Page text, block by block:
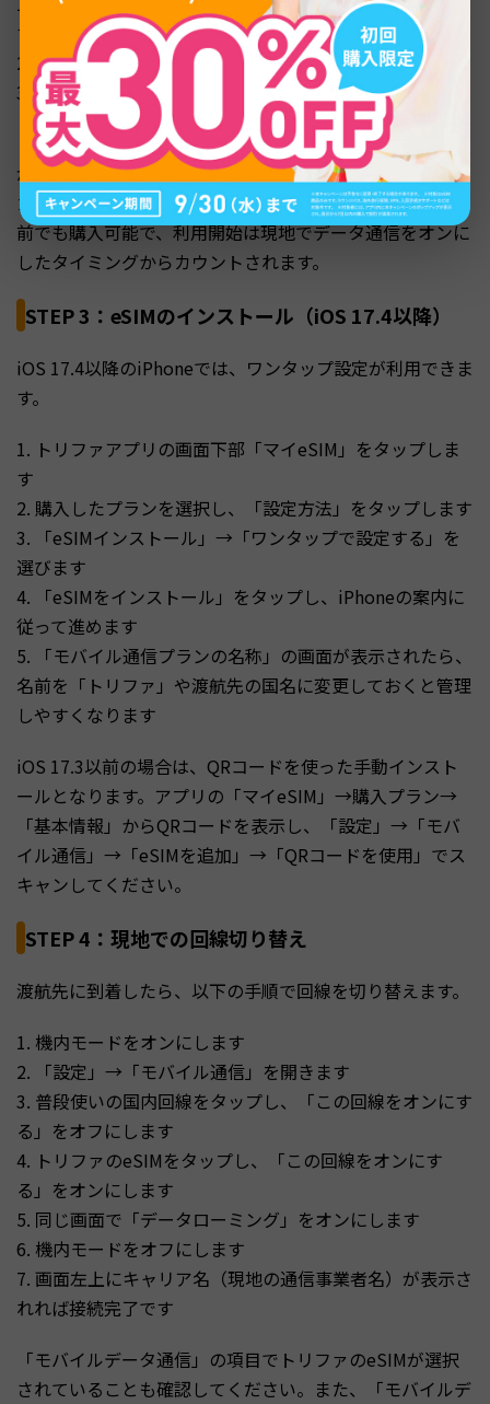
す
2. データ容量と利用日数を選んでプランを決定します
3. 支払い方法を選択し、購入を確定します
トリファはプリペイド方式なので、購入した分だけの料金
が発生します。複数の国を周遊する場合は、対象エリアを
カバーするプランを選ぶと便利です。プランは出発の何日
前でも購入可能で、利用開始は現地でデータ通信をオンに
したタイミングからカウントされます。
STEP 3：eSIMのインストール（iOS 17.4以降）
iOS 17.4以降のiPhoneでは、ワンタップ設定が利用できま
す。
1. トリファアプリの画面下部「マイeSIM」をタップしま
す
2. 購入したプランを選択し、「設定方法」をタップします
3. 「eSIMインストール」→「ワンタップで設定する」を
選びます
4. 「eSIMをインストール」をタップし、iPhoneの案内に
従って進めます
5. 「モバイル通信プランの名称」の画面が表示されたら、
名前を「トリファ」や渡航先の国名に変更しておくと管理
しやすくなります
iOS 17.3以前の場合は、QRコードを使った手動インスト
ールとなります。アプリの「マイeSIM」→購入プラン→
「基本情報」からQRコードを表示し、「設定」→「モバ
イル通信」→「eSIMを追加」→「QRコードを使用」でス
キャンしてください。
STEP 4：現地での回線切り替え
渡航先に到着したら、以下の手順で回線を切り替えます。
1. 機内モードをオンにします
2. 「設定」→「モバイル通信」を開きます
3. 普段使いの国内回線をタップし、「この回線をオンにす
る」をオフにします
4. トリファのeSIMをタップし、「この回線をオンにす
る」をオンにします
5. 同じ画面で「データローミング」をオンにします
6. 機内モードをオフにします
7. 画面左上にキャリア名（現地の通信事業者名）が表示さ
れれば接続完了です
「モバイルデータ通信」の項目でトリファのeSIMが選択
されていることも確認してください。また、「モバイルデ